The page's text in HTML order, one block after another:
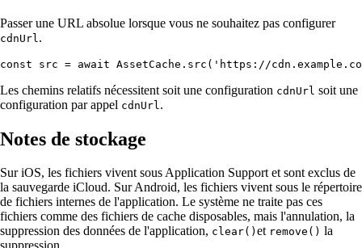
Passer une URL absolue lorsque vous ne souhaitez pas configurer
cdnUrl .
Les chemins relatifs nécessitent soit une configuration cdnUrl soit une
configuration par appel cdnUrl .
Notes de stockage
Sur iOS, les fichiers vivent sous Application Support et sont exclus de
la sauvegarde iCloud. Sur Android, les fichiers vivent sous le répertoire
de fichiers internes de l'application. Le système ne traite pas ces
fichiers comme des fichiers de cache disposables, mais l'annulation, la
suppression des données de l'application, clear() et remove() la